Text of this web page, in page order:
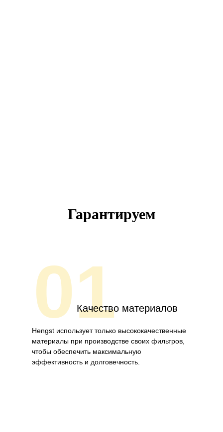
Гарантируем
01Качество материалов
Hengst использует только высококачественные
материалы при производстве своих фильтров,
чтобы обеспечить максимальную
эффективность и долговечность.